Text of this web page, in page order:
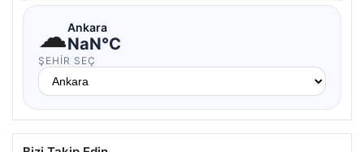
☁Ankara
NaN°C
ŞEHIR SEÇ